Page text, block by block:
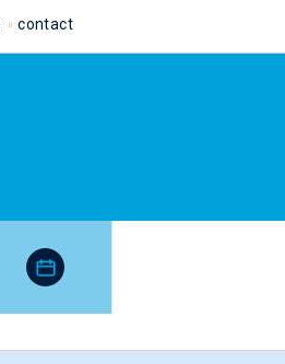
contact